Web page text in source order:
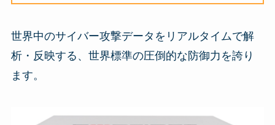
世界中のサイバー攻撃データをリアルタイムで解
析・反映する、世界標準の圧倒的な防御力を誇り
ます。